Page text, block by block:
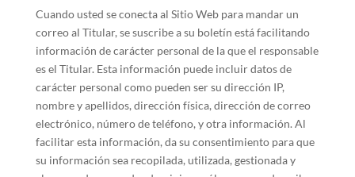
Cuando usted se conecta al Sitio Web para mandar un
correo al Titular, se suscribe a su boletín está facilitando
información de carácter personal de la que el responsable
es el Titular. Esta información puede incluir datos de
carácter personal como pueden ser su dirección IP,
nombre y apellidos, dirección física, dirección de correo
electrónico, número de teléfono, y otra información. Al
facilitar esta información, da su consentimiento para que
su información sea recopilada, utilizada, gestionada y